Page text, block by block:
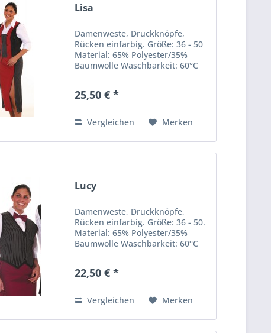
Lisa
Damenweste, Druckknöpfe,
Rücken einfarbig. Größe: 36 - 50
Material: 65% Polyester/35%
Baumwolle Waschbarkeit: 60°C
25,50 € *
Vergleichen Merken
Lucy
Damenweste, Druckknöpfe,
Rücken einfarbig. Größe: 36 - 50.
Material: 65% Polyester/35%
Baumwolle Waschbarkeit: 60°C
22,50 € *
Vergleichen Merken